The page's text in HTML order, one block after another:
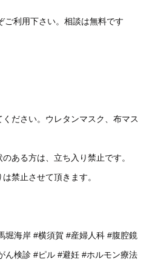
ご利用下さい。相談は無料です
ださい。ウレタンマスク、布マス
ある方は、立ち入り禁止です。
禁止させて頂きます。
堀海岸 #横須賀 #産婦人科 #腹腔鏡
ん検診 #ピル #避妊 #ホルモン療法